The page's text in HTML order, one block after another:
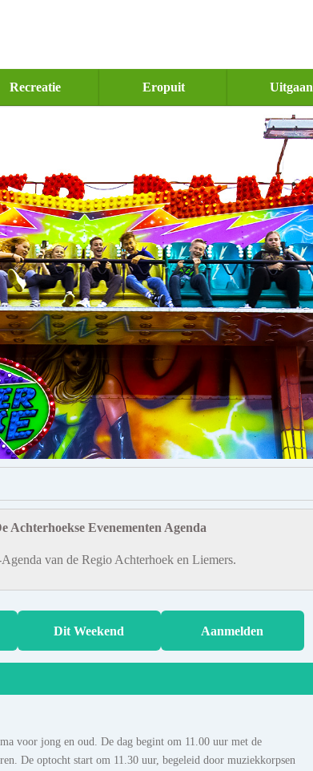
Recreatie Eropuit Uitgaan
Achterhoekse Evenementen Agenda
van de Regio Achterhoek en Liemers.
Dit Weekend Aanmelden
voor jong en oud. De dag begint om 11.00 uur met de
De optocht start om 11.30 uur, begeleid door muziekkorpsen